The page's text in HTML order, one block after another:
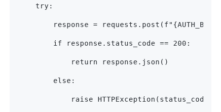
    try:
response =
        if response.status_code == 200:
            return response.json()
        else:
raise